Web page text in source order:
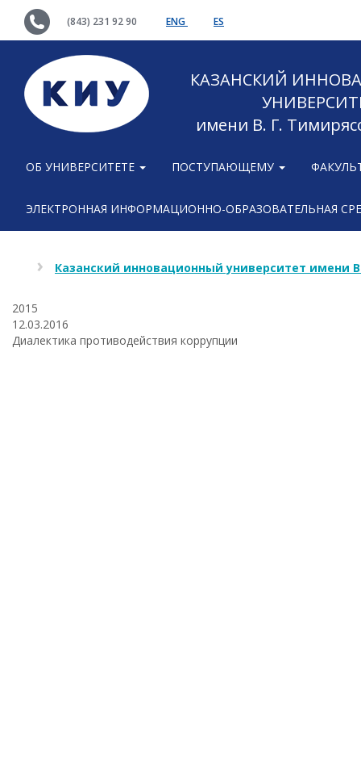
(843) 231 92 90 ENG ES
КАЗАНСКИЙ
имени В. Г.
ОБ УНИВЕРСИТЕТЕ ПОСТУПАЮЩЕМУ
ЭЛЕКТРОННАЯ ИНФОРМАЦИОННО-ОБРАЗОВАТЕЛЬНАЯ
Казанский инновационный университет имени
2015
12.03.2016
Диалектика противодействия коррупции